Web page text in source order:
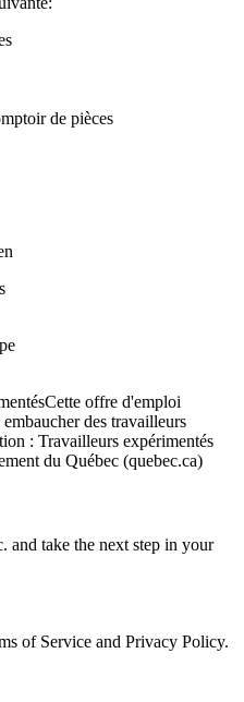
de pièces
offre d'emploi
des travailleurs
: Travailleurs expérimentés
du Québec (quebec.ca)
and take the next step in your
of Service and Privacy Policy.